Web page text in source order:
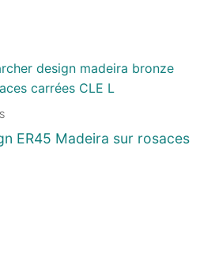
ER45 Madeira sur rosaces